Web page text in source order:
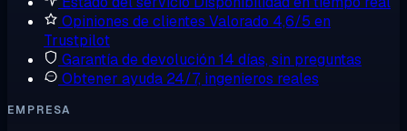
Opiniones de clientes Valorado 4,6/5 en
Trustpilot
Garantía de devolución 14 días, sin preguntas
Obtener ayuda 24/7, ingenieros reales
EMPRESA